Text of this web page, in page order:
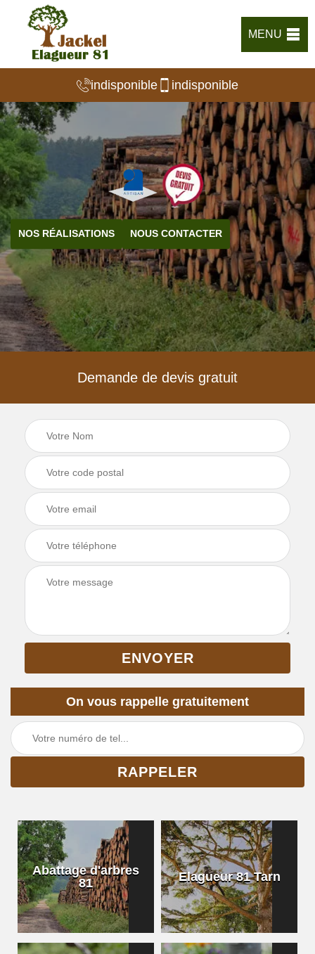
MENU
indisponible indisponible
NOS RÉALISATIONS NOUS CONTACTER
Demande de devis gratuit
On vous rappelle gratuitement
Abattage d'arbres
81
Elagueur 81 Tarn